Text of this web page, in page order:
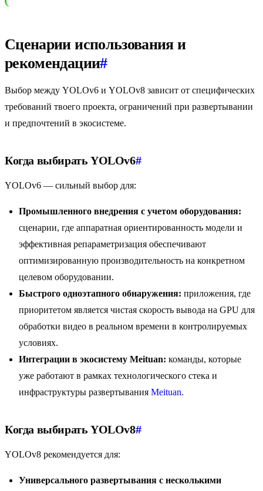
Сценарии использования и
рекомендации#
Выбор между YOLOv6 и YOLOv8 зависит от специфических
требований твоего проекта, ограничений при развертывании
и предпочтений в экосистеме.
Когда выбирать YOLOv6#
YOLOv6 — сильный выбор для:
Промышленного внедрения с учетом оборудования:
сценарии, где аппаратная ориентированность модели и
эффективная репараметризация обеспечивают
оптимизированную производительность на конкретном
целевом оборудовании.
Быстрого одноэтапного обнаружения: приложения, где
приоритетом является чистая скорость вывода на GPU для
обработки видео в реальном времени в контролируемых
условиях.
Интеграции в экосистему Meituan: команды, которые
уже работают в рамках технологического стека и
инфраструктуры развертывания Meituan.
Когда выбирать YOLOv8#
YOLOv8 рекомендуется для:
Универсального развертывания с несколькими